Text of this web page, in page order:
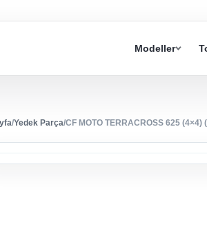
Modeller
/Yedek Parça/CF MOTO TERRACROSS 625